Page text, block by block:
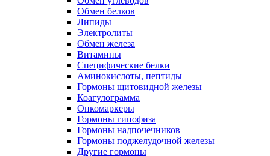
Обмен белков
Липиды
Электролиты
Обмен железа
Витамины
Специфические белки
Аминокислоты, пептиды
Гормоны щитовидной железы
Коагулограмма
Онкомаркеры
Гормоны гипофиза
Гормоны надпочечников
Гормоны поджелудочной железы
Другие гормоны